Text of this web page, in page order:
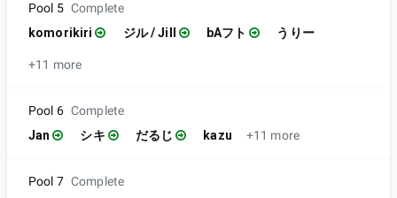
Pool 5 Complete
komorikiri
ジル / Jill bAフト うりー
+11 more
Pool 6 Complete
Jan
シキ だるじ kazu +11 more
Pool 7 Complete